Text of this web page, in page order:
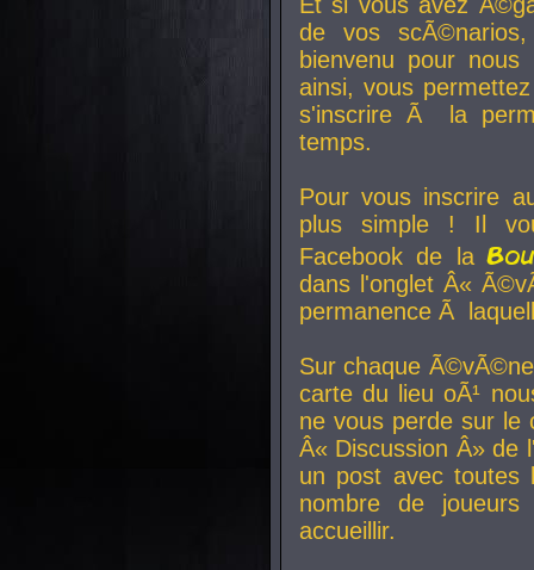
de vos
bienvenu pour
ainsi, vous
s'inscrire Ã la
temps.
Pour vous inscrire
plus simple ! Il
Facebook de la
dans l'onglet Â«
permanence Ã
Sur chaque
carte du lieu oÃ¹
ne vous perde sur le
Â« Discussion Â» de
un post avec toutes
nombre de
accueillir.